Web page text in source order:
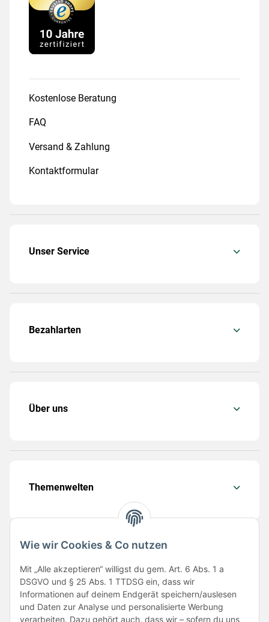
Wie wir Cookies & Co nutzen
Mit „Alle akzeptieren“ willigst du gem. Art. 6 Abs. 1 a
DSGVO und § 25 Abs. 1 TTDSG ein, dass wir
Informationen auf deinem Endgerät speichern/auslesen
und Daten zur Analyse und personalisierte Werbung
verarbeiten. Dazu gehört auch, dass wir – sofern du uns
Kostenlose Beratung
FAQ
Versand & Zahlung
Kontaktformular
Unser Service
Bezahlarten
Über uns
Themenwelten
Folge uns